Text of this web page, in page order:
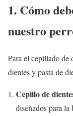
1. Cómo
nuestro
Para el cepillado de
dientes y pasta de
Cepillo de
diseñados para